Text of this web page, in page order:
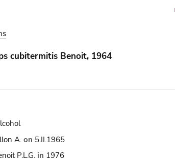
cubitermitis Benoit, 1964
A. on 5.II.1965
P.L.G. in 1976